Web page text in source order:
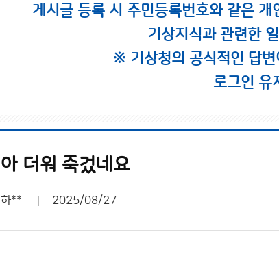
게시글 등록 시 주민등록번호와 같은
기상지식과 관련한
※ 기상청의 공식적인 답
로그인 유
아 더워 죽겄네요
하** 2025/08/27